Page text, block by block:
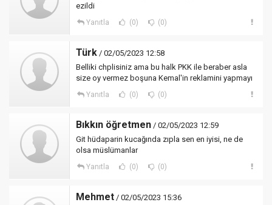
ezildi
Yanıtla (0) (0)
Türk / 02/05/2023 12:58
Belliki chplisiniz ama bu halk PKK ile beraber asla
size oy vermez boşuna Kemal'in reklamini yapmayı
Yanıtla (0) (0)
Bıkkın öğretmen / 02/05/2023 12:59
Git hüdaparin kucağında zıpla sen en iyisi, ne de
olsa müslümanlar
Yanıtla (0) (0)
Mehmet / 02/05/2023 15:36